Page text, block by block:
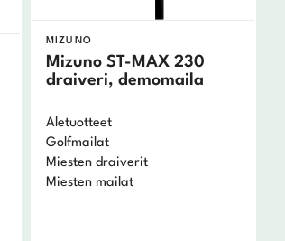
MIZUNO
Mizuno ST-MAX 230
draiveri, demomaila
Aletuotteet
Golfmailat
Miesten draiverit
Miesten mailat